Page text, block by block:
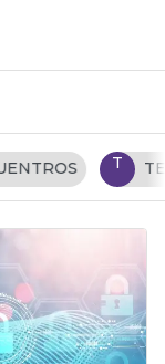
TENDENCIAS TI